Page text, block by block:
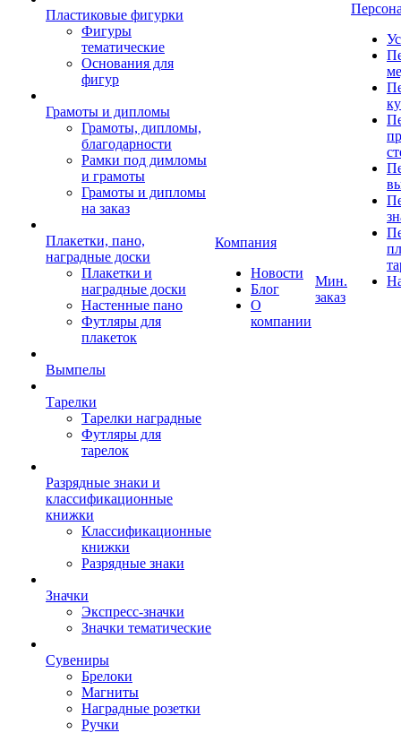
Пластиковые фигурки
Фигуры
тематические
Основания для
фигур
Грамоты и дипломы
Грамоты, дипломы,
благодарности
Рамки под димломы
и грамоты
Грамоты и дипломы
на заказ
Плакетки, пано,
наградные доски
Плакетки и
наградные доски
Настенные пано
Футляры для
плакеток
Вымпелы
Тарелки
Тарелки наградные
Футляры для
тарелок
Разрядные знаки и
классификационные
книжки
Классификационные
книжки
Разрядные знаки
Значки
Экспресс-значки
Значки тематические
Сувениры
Брелоки
Магниты
Наградные розетки
Ручки
Компания
Новости
Блог
О
компании
Мин.
заказ